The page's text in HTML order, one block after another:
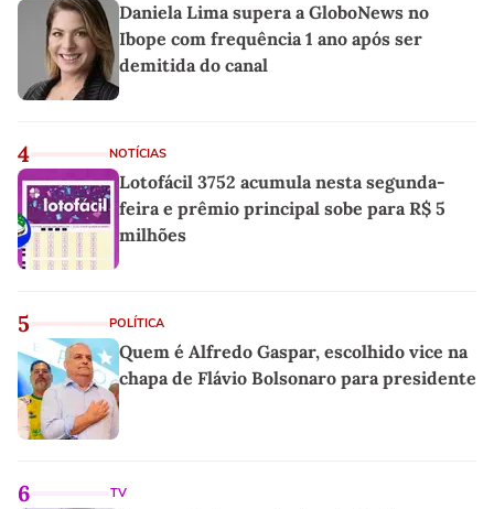
Daniela Lima supera a GloboNews no
Ibope com frequência 1 ano após ser
demitida do canal
4 NOTÍCIAS
Lotofácil 3752 acumula nesta segunda-
feira e prêmio principal sobe para R$ 5
milhões
5 POLÍTICA
Quem é Alfredo Gaspar, escolhido vice na
chapa de Flávio Bolsonaro para presidente
6 TV